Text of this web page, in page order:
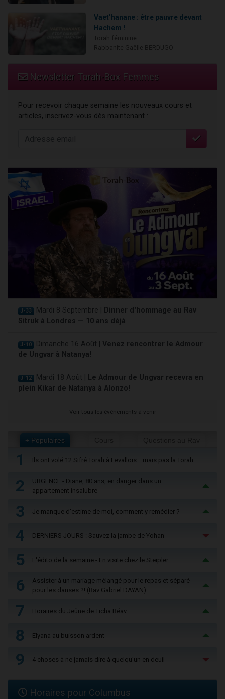
Vaet’hanane : être pauvre devant
Hachem !
Newsletter Torah-Box Femmes
Pour recevoir chaque semaine les nouveaux cours et
articles, inscrivez-vous dès maintenant :
J-33 Mardi 8 Septembre | Dinner d'hommage au Rav
Sitruk à Londres — 10 ans déjà
J-10 Dimanche 16 Août | Venez rencontrer le Admour
de Ungvar à Natanya!
J-12 Mardi 18 Août | Le Admour de Ungvar recevra en
plein Kikar de Natanya à Alonzo!
Voir tous les événements à venir
+ Populaires
1 Ils ont volé 12 Sifré Torah à Levallois… mais pas la Torah
2
URGENCE - Diane, 80 ans, en danger dans un
appartement insalubre
3 Je manque d'estime de moi, comment y remédier ?
4 DERNIERS JOURS : Sauvez la jambe de Yohan
5 L'édito de la semaine - En visite chez le Steipler
6
Assister à un mariage mélangé pour le repas et séparé
pour les danses ?! (Rav Gabriel DAYAN)
7 Horaires du Jeûne de Ticha Béav
8 Elyana au buisson ardent
9 4 choses à ne jamais dire à quelqu'un en deuil
Horaires pour Columbus